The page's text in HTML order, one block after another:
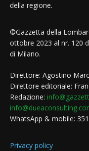
della regione.
©Gazzetta della
ottobre 2023 al nr. 120
di Milano.
Direttore: Agostino
Direttore editoriale:
Redazione:
WhatsApp & mobile:
Privacy policy